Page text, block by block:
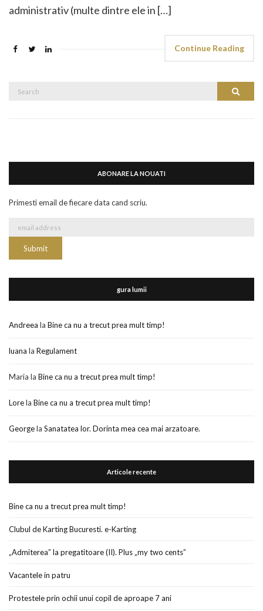
administrativ (multe dintre ele in […]
Continue Reading
Search
ABONARE LA NOUATI
Primesti email de fiecare data cand scriu.
gura lumii
Andreea la Bine ca nu a trecut prea mult timp!
luana la Regulament
Maria la Bine ca nu a trecut prea mult timp!
Lorela Bine ca nu a trecut prea mult timp!
Georgela Sanatatea lor. Dorinta mea cea mai arzatoare.
Articole recente
Bine ca nu a trecut prea mult timp!
Clubul de Karting Bucuresti. e-Karting
„Admiterea” la pregatitoare (II). Plus „my two cents”
Vacantele in patru
Protestele prin ochii unui copil de aproape 7 ani